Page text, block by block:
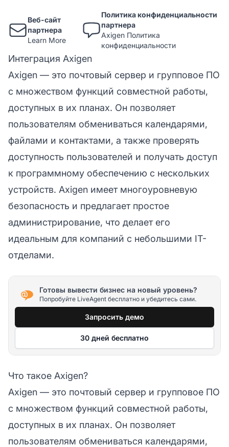
Веб-сайт
партнера
Learn More
Политика конфиденциальности
партнера
Axigen Политика
конфиденциальности
Интеграция Axigen
Axigen — это почтовый сервер и групповое ПО
с множеством функций совместной работы,
доступных в их планах. Он позволяет
пользователям обмениваться календарями,
файлами и контактами, а также проверять
доступность пользователей и получать доступ
к программному обеспечению с нескольких
устройств. Axigen имеет многоуровневую
безопасность и предлагает простое
администрирование, что делает его
идеальным для компаний с небольшими IT-
отделами.
Готовы вывести бизнес на новый уровень?
Попробуйте LiveAgent бесплатно и убедитесь сами.
Запросить демо
30 дней бесплатно
Что такое Axigen?
Axigen — это почтовый сервер и групповое ПО
с множеством функций совместной работы,
доступных в их планах. Он позволяет
пользователям обмениваться календарями,